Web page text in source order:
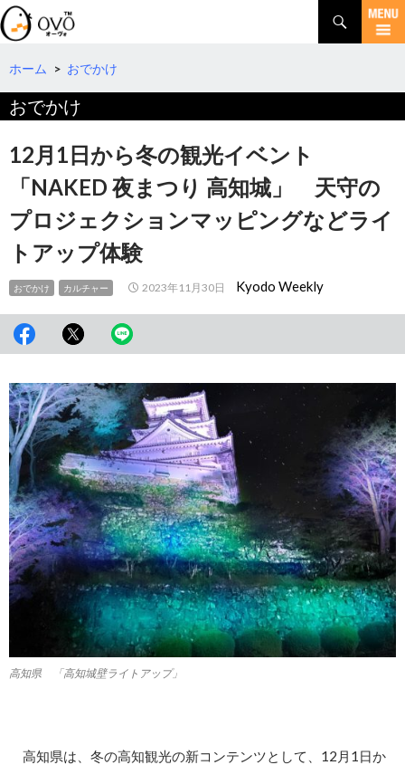
検
索
コ
テ
ツ
へ
ホーム > おでかけ
おでかけ
12月1日から冬の観光イベント
「NAKED 夜まつり 高知城」 天守の
プロジェクションマッピングなどライ
トアップ体験
おでかけ カルチャー 2023年11月30日 Kyodo Weekly
高知県 「高知城壁ライトアップ」
高知県は、冬の高知観光の新コンテンツとして、12月1日か